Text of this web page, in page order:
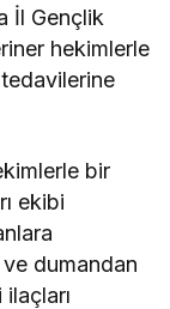
İl Gençlik
hekimlerle
bir
ekibi
dumandan